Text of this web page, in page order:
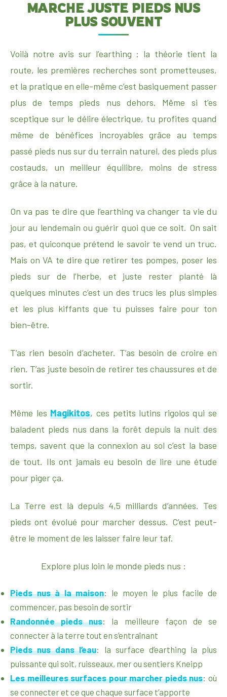
MARCHE JUSTE PIEDS NUS
PLUS SOUVENT
Voilà notre avis sur l’earthing : la théorie tient la
route, les premières recherches sont prometteuses,
et la pratique en elle-même c’est basiquement passer
plus de temps pieds nus dehors. Même si t’es
sceptique sur le délire électrique, tu profites quand
même de bénéfices incroyables grâce au temps
passé pieds nus sur du terrain naturel, des pieds plus
costauds, un meilleur équilibre, moins de stress
grâce à la nature.
On va pas te dire que l’earthing va changer ta vie du
jour au lendemain ou guérir quoi que ce soit. On sait
pas, et quiconque prétend le savoir te vend un truc.
Mais on VA te dire que retirer tes pompes, poser les
pieds sur de l’herbe, et juste rester planté là
quelques minutes c’est un des trucs les plus simples
et les plus kiffants que tu puisses faire pour ton
bien-être.
T’as rien besoin d’acheter. T’as besoin de croire en
rien. T’as juste besoin de retirer tes chaussures et de
sortir.
Même lesMagikitos, ces petits lutins rigolos qui se
baladent pieds nus dans la forêt depuis la nuit des
temps, savent que la connexion au sol c’est la base
de tout. Ils ont jamais eu besoin de lire une étude
pour piger ça.
La Terre est là depuis 4,5 milliards d’années. Tes
pieds ont évolué pour marcher dessus. C’est peut-
être le moment de les laisser faire leur taf.
Explore plus loin le monde pieds nus :
Pieds nus à la maison: le moyen le plus facile de
commencer, pas besoin de sortir
Randonnée pieds nus: la meilleure façon de se
connecter à la terre tout en s’entraînant
Pieds nus dans l’eau: la surface d’earthing la plus
puissante qui soit, ruisseaux, mer ou sentiers Kneipp
Les meilleures surfaces pour marcher pieds nus: où
se connecter et ce que chaque surface t’apporte